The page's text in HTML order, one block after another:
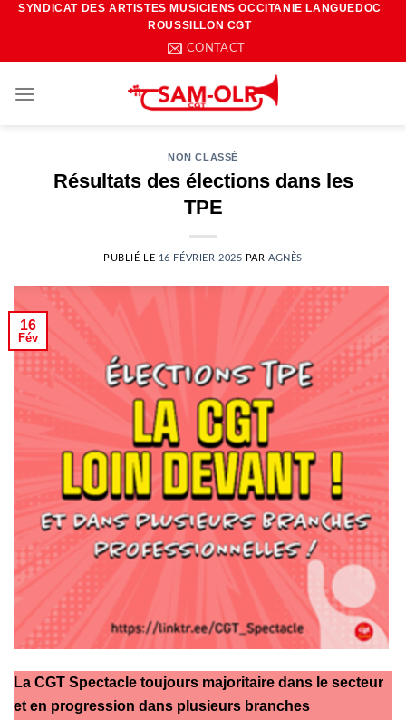
PasserSYNDICAT DES ARTISTES MUSICIENS OCCITANIE LANGUEDOC
ROUSSILLON CGT
CONTACT
NON CLASSÉ
Résultats des élections dans les
TPE
PUBLIÉ LE 16 FÉVRIER 2025 PAR AGNÈS
16
Fév
La CGT Spectacle toujours majoritaire dans le secteur
et en progression dans plusieurs branches